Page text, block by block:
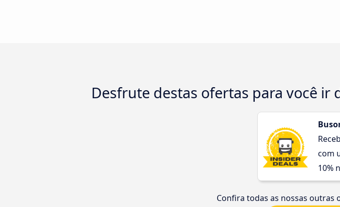
Desfrute destas ofertas para você ir
com
10%
Confira todas as nossas outras